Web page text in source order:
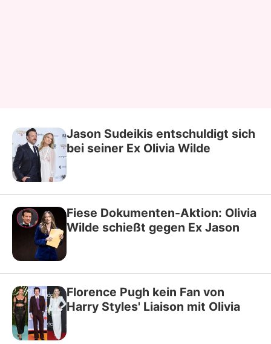
Jason Sudeikis entschuldigt sich
bei seiner Ex Olivia Wilde
Fiese Dokumenten-Aktion: Olivia
Wilde schießt gegen Ex Jason
Florence Pugh kein Fan von
Harry Styles' Liaison mit Olivia